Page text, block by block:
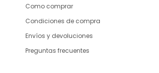
Como comprar
Condiciones de compra
Envíos y devoluciones
Preguntas frecuentes